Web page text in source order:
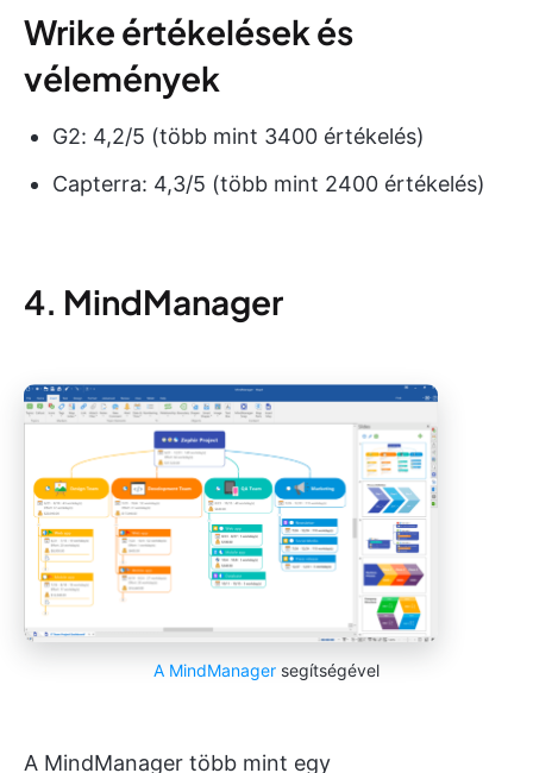
Wrike értékelések és
vélemények
G2: 4,2/5 (több mint 3400 értékelés)
Capterra: 4,3/5 (több mint 2400 értékelés)
4. MindManager
A MindManager segítségével
A MindManager több mint egy